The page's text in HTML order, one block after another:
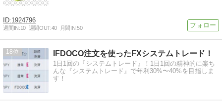
1924796
週間IN:10 週間OUT:40 月間IN:50
18 IFDOCO注文を使ったFXシステムトレード！
1日1回の『システムトレード』！1日1回の精神的に楽ち
んな『システムトレード』で年利30%〜40%を目指しま
す！